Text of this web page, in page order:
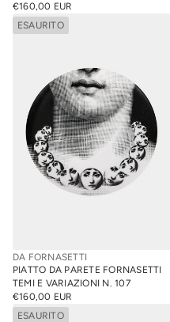
PREZZO
NORMALE
€160,00 EUR
ESAURITO
DA FORNASETTI
PIATTO DA PARETE FORNASETTI
TEMI E VARIAZIONI N. 107
PREZZO
NORMALE
€160,00 EUR
ESAURITO